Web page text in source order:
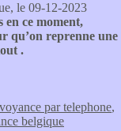
le 09-12-2023
en ce moment,
qu’on reprenne une
.
voyance par telephone,
belgique